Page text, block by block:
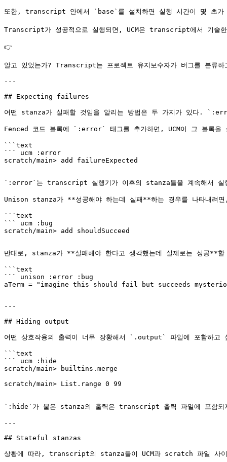
또한, transcript 안에서 `base`를 설치하면 실행 시간이 몇 초가
Transcript가 성공적으로 실행되면, UCM은 transcript에서 기술
👉
알고 있었는가? Transcript는 프로젝트 유지보수자가 버그를 분
---
## Expecting failures
어떤 stanza가 실패할 것임을 알리는 방법은 두 가지가 있다.
Fenced 코드 블록에 `:error` 태그를 추가하면, UCM이 그 블록을
```text
``` ucm :error
`:error`는 transcript 실행기가 이후의 stanza들을 계속해서 실
Unison stanza가 **성공해야 하는데 실패**하는 경우를 나타내
```text
``` ucm :bug
반대로, stanza가 **실패해야 한다고 생각했는데 실제로는 성공
```text
``` unison :error :bug
---
## Hiding output
어떤 상호작용의 출력이 너무 장황해서 `.output` 파일에 포함하
```text
``` ucm :hide
scratch/main> List.range 0 99
`:hide`가 붙은 stanza의 출력은 transcript 출력 파일에 포함되
---
## Stateful stanzas
상황에 따라, transcript의 stanza들이 UCM과 scratch 파일 사이